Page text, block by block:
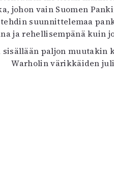
johon vain Suomen
suunnittelemaa
ja rehellisempänä kuin
sisällään paljon
Warholin värikkäiden